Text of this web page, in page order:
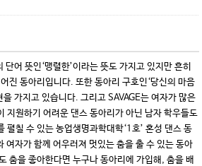
어 뜻인‘맹렬한’이라는 뜻도 가지고 있지만 흔히
진 동아리입니다. 또한 동아리 구호인‘당신의 마음
가지고 있습니다. 그리고 SAVAGE는 여자가 많은
지원하기 어려운 댄스 동아리가 아닌 남자 학우들도
펼칠 수 있는 농업생명과학대학‘1호’ 혼성 댄스 동
여자가 함께 어우러져 멋있는 춤을 출 수 있는 동아
춤을 좋아한다면 누구나 동아리에 가입해, 춤을 배